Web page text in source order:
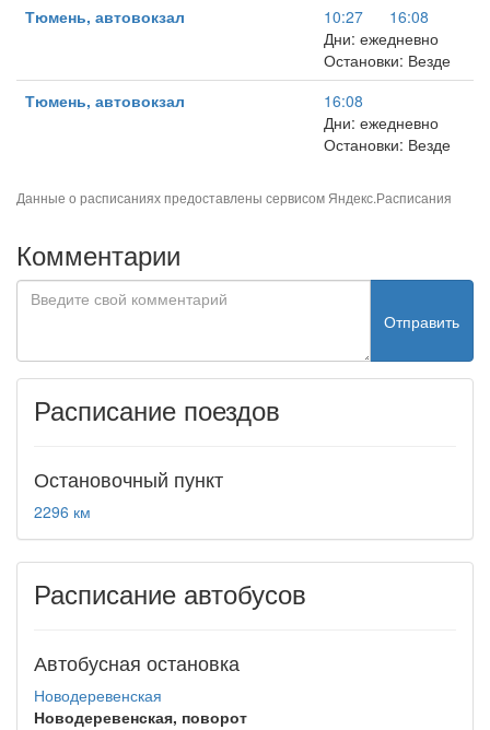
Тюмень, автовокзал
10:27
16:08
Дни: ежедневно
Остановки: Везде
Тюмень, автовокзал
16:08
Дни: ежедневно
Остановки: Везде
Данные о расписаниях предоставлены сервисом Яндекс.Расписания
Комментарии
Отправить
Расписание поездов
Остановочный пункт
2296 км
Расписание автобусов
Автобусная остановка
Новодеревенская
Новодеревенская, поворот